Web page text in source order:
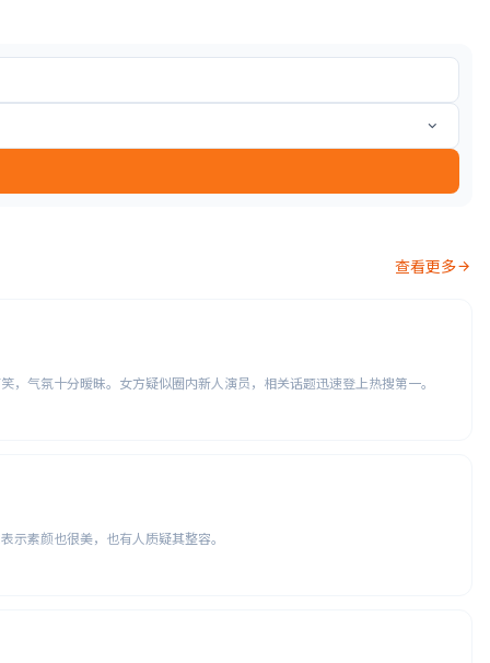
查看更多
气氛十分暧昧。女方疑似圈内新人演员，相关话题迅速登上热搜第一。
素颜也很美，也有人质疑其整容。